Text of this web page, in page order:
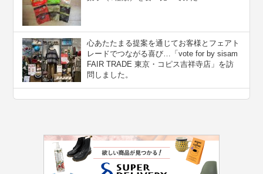
心あたたまる提案を通じてお客様とフェアト
レードでつながる喜び…「vote for by sisam
FAIR TRADE 東京・コピス吉祥寺店」を訪
問しました。